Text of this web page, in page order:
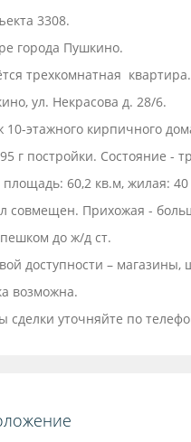
3308.
города Пушкино.
трехкомнатная квартира.
ул. Некрасова д. 28/6.
10-этажного кирпичного
г постройки. Состояние -
60,2 кв.м, жилая: 40
совмещен. Прихожая -
до ж/д ст.
доступности – магазины,
возможна.
сделки уточняйте по